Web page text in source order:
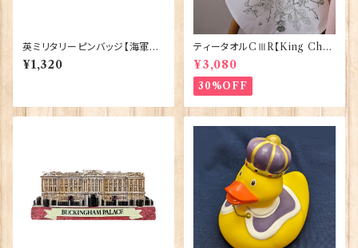
英ミリタリーピンバッジ【海軍=
Navy Crown】Tradition 90
043-M004
¥1,320
ティータオルCⅢR【King Char
lesⅢ Coronation】Victoria
Eggs 50129
¥3,080
30%OFF